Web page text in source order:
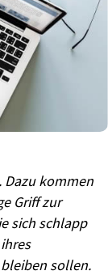
Dazu kommen
Griff zur
sich schlapp
sollen.